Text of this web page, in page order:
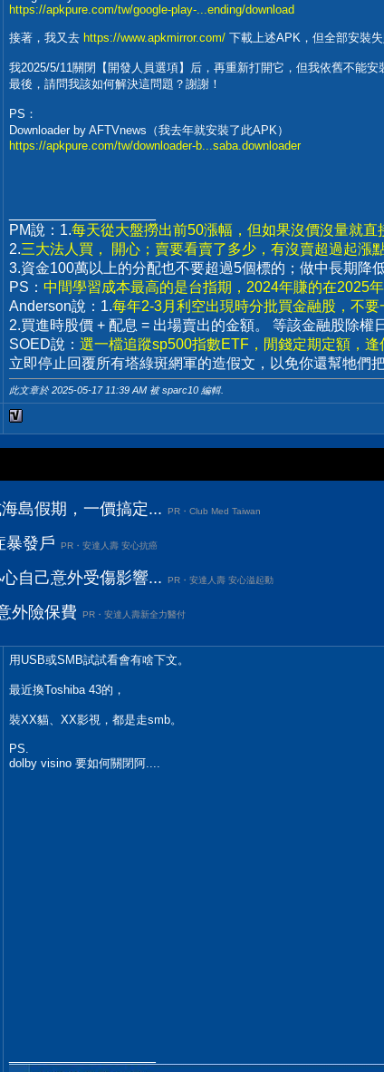
https://apkpure.com/tw/google-play-...ending/download
接著，我又去 https://www.apkmirror.com/ 下載上述APK，但全部安裝
我2025/5/11關閉【開發人員選項】后，再重新打開它，但我依舊不能安
最後，請問我該如何解決這問題？謝謝！
PS：
Downloader by AFTVnews（我去年就安裝了此APK）
https://apkpure.com/tw/downloader-b...saba.downloader
PM說：1.每天從大盤撈出前50漲幅，但如果沒價沒量就直
2.三大法人買， 開心；賣要看賣了多少，有沒賣超過起漲
3.資金100萬以上的分配也不要超過5個標的；做中長期降
PS： 中間學習成本最高的是台指期，2024年賺的在2025
Anderson說：1.每年2-3月利空出現時分批買金融股，不要
2.買進時股價 + 配息 = 出場賣出的金額。 等該金融股除權
SOED說： 選一檔追蹤sp500指數ETF，閒錢定期定額，
立即停止回覆所有塔綠斑網軍的造假文，以免你還幫牠們
此文章於 2025-05-17 11:39 AM 被 sparc10 編輯.
島假期，一價搞定... PR・Club Med Taiwan
暴發戶 PR・安達人壽 安心抗癌
自己意外受傷影響... PR・安達人壽 安心溢起動
外險保費 PR・安達人壽新全力醫付
用USB或SMB試試看會有啥下文。
最近換Toshiba 43的，
裝XX貓、XX影視，都是走smb。
PS.
dolby visino 要如何關閉阿....